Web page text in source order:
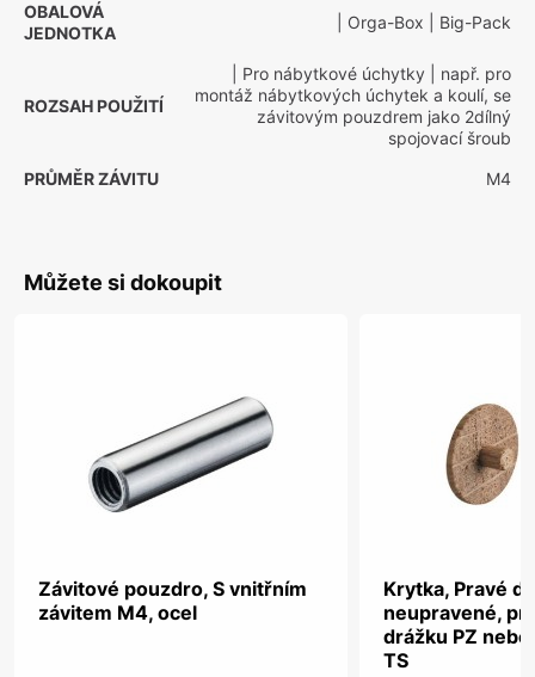
OBALOVÁ
JEDNOTKA
| Orga-Box | Big-Pack
ROZSAH POUŽITÍ
| Pro nábytkové úchytky | např. pro
montáž nábytkových úchytek a koulí, se
závitovým pouzdrem jako 2dílný
spojovací šroub
PRŮMĚR ZÁVITU
M4
Můžete si dokoupit
Závitové pouzdro, S vnitřním
závitem M4, ocel
Krytka, Pravé
neupravené,
drážku PZ
TS